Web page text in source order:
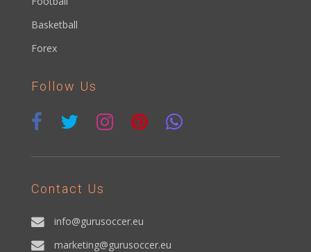
Basketball
Forex
Follow Us
Contact Us
info@gurusoccer.eu
marketing@gurusoccer.eu